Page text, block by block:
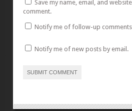
Save my name, email, and
comment.
Notify me of follow-up
Notify me of new posts by email.